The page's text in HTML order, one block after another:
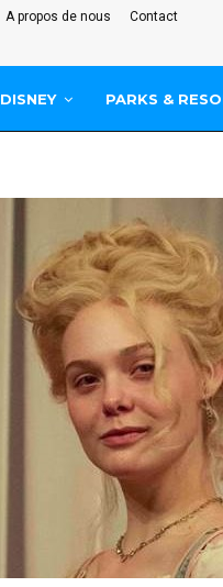
A propos de nous Contact
DISNEY PARKS &